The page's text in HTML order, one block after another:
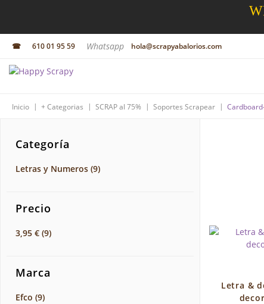
☎ 610 01 95 59 Whatsapp hola@scrapyabalorios.com
Inicio | + Categorias | SCRAP al 75% | Soportes Scrapear |
Letra &
Categoría
Letras y Numeros (9)
Precio
3,95 € (9)
Marca
Efco (9)